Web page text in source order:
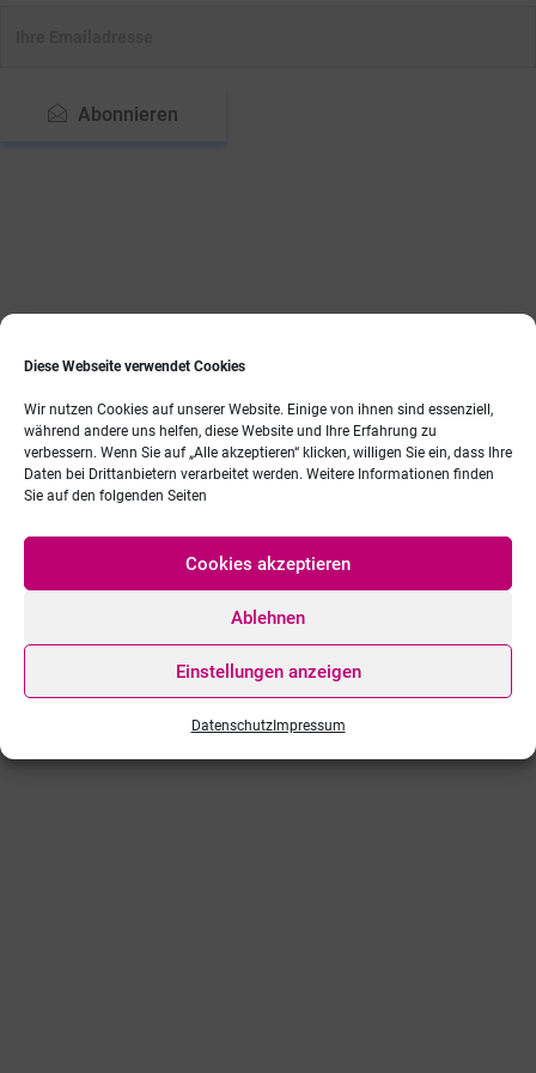
Diese Webseite verwendet Cookies
Wir nutzen Cookies auf unserer Website. Einige von ihnen sind essenziell,
während andere uns helfen, diese Website und Ihre Erfahrung zu
verbessern. Wenn Sie auf „Alle akzeptieren“ klicken, willigen Sie ein, dass Ihre
Daten bei Drittanbietern verarbeitet werden. Weitere Informationen finden
Sie auf den folgenden Seiten
Cookies akzeptieren
Ablehnen
Einstellungen anzeigen
DatenschutzImpressum
Abonnieren